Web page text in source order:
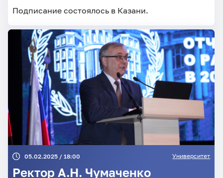
Подписание состоялось в Казани.
05.02.2025 / 18:00 Университет
Ректор А.Н. Чумаченко